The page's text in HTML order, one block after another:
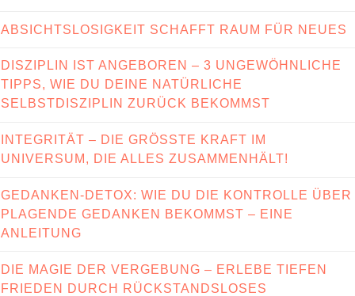
ABSICHTSLOSIGKEIT SCHAFFT RAUM FÜR NEUES
DISZIPLIN IST ANGEBOREN – 3 UNGEWÖHNLICHE
TIPPS, WIE DU DEINE NATÜRLICHE
SELBSTDISZIPLIN ZURÜCK BEKOMMST
INTEGRITÄT – DIE GRÖSSTE KRAFT IM U
NIVERSUM, DIE ALLES ZUSAMMENHÄLT!
GEDANKEN-DETOX: WIE DU DIE KONTROLLE ÜBER
PLAGENDE GEDANKEN BEKOMMST – EINE
ANLEITUNG
DIE MAGIE DER VERGEBUNG – ERLEBE TIEFEN
FRIEDEN DURCH RÜCKSTANDSLOSES